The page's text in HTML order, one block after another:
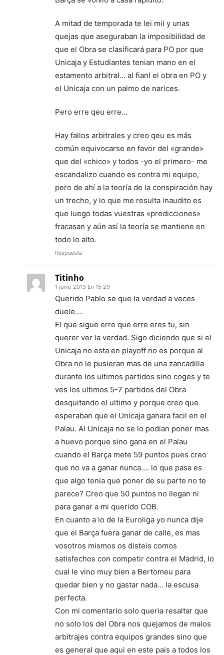
A mitad de temporada te lei mil y unas
quejas que aseguraban la imposibilidad de
que el Obra se clasificará para PO por que
Unicaja y Estudiantes tenian mano en el
estamento arbitral… al fianl el obra en PO y
el Unicaja con un palmo de narices.
Pero erre qeu erre…
Hay fallos arbitrales y creo qeu es más
común equivocarse en favor del «grande»
que del «chico» y todos -yo el primero- me
escandalizo cuando es contra mi equipo,
pero de ahí a la teoría de la conspiración hay
un trecho, y lo que me resulta inaudito es
que luego todas vuestras «predicciones»
fracasan y aún así la teoría se mantiene en
todo lo alto.
Respuesta
Titinho
1 junio 2013 En 15:29
Querido Pablo se que la verdad a veces
duele….
El que sigue erre que erre eres tu, sin
querer ver la verdad. Sigo diciendo que si el
Unicaja no esta en playoff no es porque al
Obra no le pusieran mas de una zancadilla
durante los ultimos partidos sino coges y te
ves los ultimos 5-7 partidos del Obra
desquitando el ultimo y porque creo que
esperaban que el Unicaja ganara facil en el
Palau. Al Unicaja no se lo podian poner mas
a huevo porque sino gana en el Palau
cuando el Barça mete 59 puntos pues creo
que no va a ganar nunca…. lo que pasa es
que algo tenia que poner de su parte no te
parece? Creo que 50 puntos no llegan ni
para ganar a mi querido COB.
En cuanto a lo de la Euroliga yo nunca dije
que el Barça fuera ganar de calle, es mas
vosotros mismos os disteis comos
satisfechos con competir contra el Madrid, lo
cual le vino muy bien a Bertomeu para
quedar bien y no gastar nada… la escusa
perfecta.
Con mi comentario solo queria resaltar que
no solo los del Obra nos quejamos de malos
arbitrajes contra equipos grandes sino que
es general que aqui en este pais a todos los